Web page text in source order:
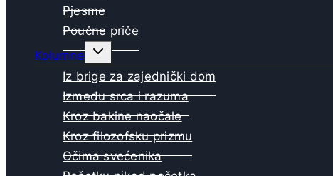
Pjesme
Poučne priče
Kolumne
Toggle
child
menu
Iz brige za zajednički dom
Između srca i razuma
Kroz bakine naočale
Kroz filozofsku prizmu
Očima svećenika